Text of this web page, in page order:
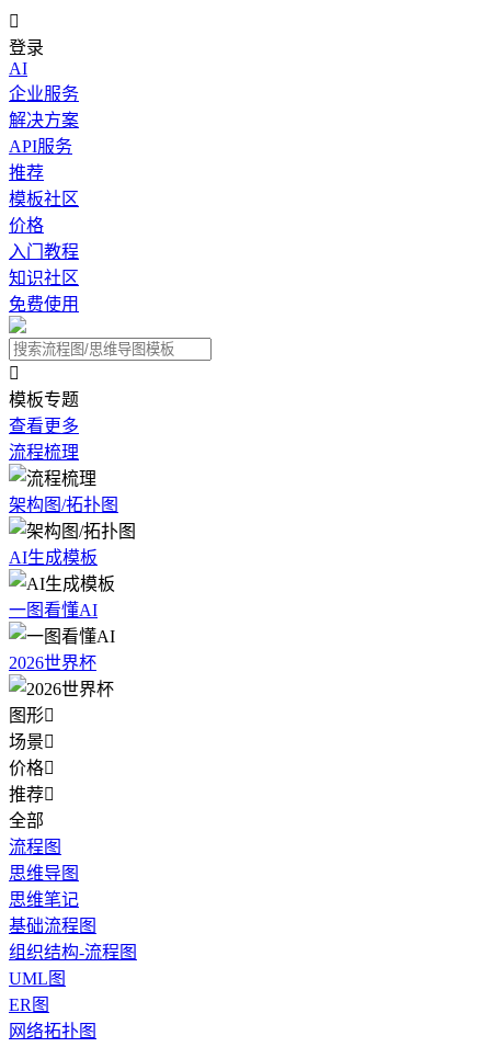

登录
AI
企业服务
解决方案
API服务
推荐
模板社区
价格
入门教程
知识社区
免费使用

模板专题
查看更多
流程梳理
架构图/拓扑图
AI生成模板
一图看懂AI
2026世界杯
图形
场景
价格
推荐
全部
流程图
思维导图
思维笔记
基础流程图
组织结构-流程图
UML图
ER图
网络拓扑图